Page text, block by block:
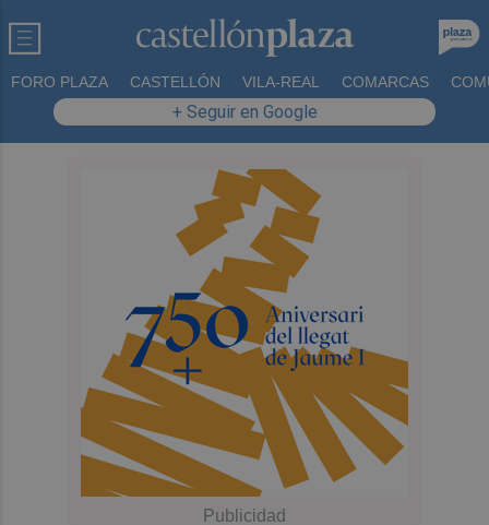
FORO PLAZA CASTELLÓN VILA-REAL COMARCAS
+ Seguir en Google